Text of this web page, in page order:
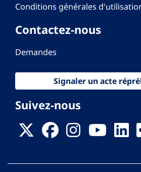
Conditions générales
Contactez-nous
Demandes
Signaler un acte
Suivez-nous